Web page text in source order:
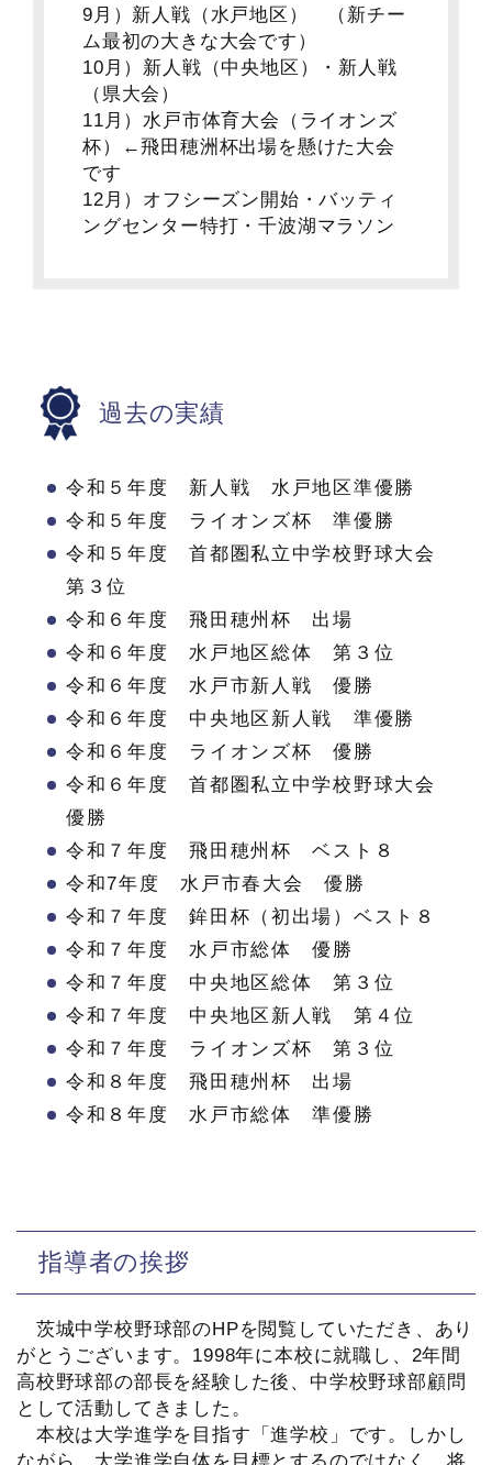
9月）新人戦（水戸地区） （新チー
ム最初の大きな大会です）
10月）新人戦（中央地区）・新人戦
（県大会）
11月）水戸市体育大会（ライオンズ
杯）←飛田穂洲杯出場を懸けた大会
です
12月）オフシーズン開始・バッティ
ングセンター特打・千波湖マラソン
過去の実績
令和５年度 新人戦 水戸地区準優勝
令和５年度 ライオンズ杯 準優勝
令和５年度 首都圏私立中学校野球大会
第３位
令和６年度 飛田穂州杯 出場
令和６年度 水戸地区総体 第３位
令和６年度 水戸市新人戦 優勝
令和６年度 中央地区新人戦 準優勝
令和６年度 ライオンズ杯 優勝
令和６年度 首都圏私立中学校野球大会
優勝
令和７年度 飛田穂州杯 ベスト８
令和7年度 水戸市春大会 優勝
令和７年度 鉾田杯（初出場）ベスト８
令和７年度 水戸市総体 優勝
令和７年度 中央地区総体 第３位
令和７年度 中央地区新人戦 第４位
令和７年度 ライオンズ杯 第３位
令和８年度 飛田穂州杯 出場
令和８年度 水戸市総体 準優勝
指導者の挨拶
茨城中学校野球部のHPを閲覧していただき、あり
がとうございます。1998年に本校に就職し、2年間
高校野球部の部長を経験した後、中学校野球部顧問
として活動してきました。
本校は大学進学を目指す「進学校」です。しかし